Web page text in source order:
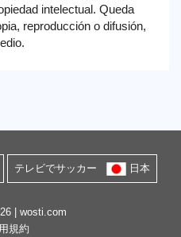
intelectual. Queda
reproducción o difusión,
テレビでサッカー 日本
| wosti.com
規約